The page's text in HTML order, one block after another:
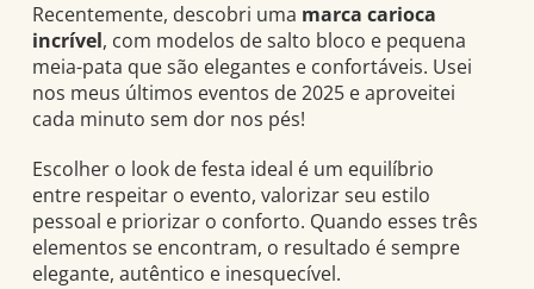
Recentemente, descobri uma marca carioca
incrível, com modelos de salto bloco e pequena
meia-pata que são elegantes e confortáveis. Usei
nos meus últimos eventos de 2025 e aproveitei
cada minuto sem dor nos pés!
Escolher o look de festa ideal é um equilíbrio
entre respeitar o evento, valorizar seu estilo
pessoal e priorizar o conforto. Quando esses três
elementos se encontram, o resultado é sempre
elegante, autêntico e inesquecível.